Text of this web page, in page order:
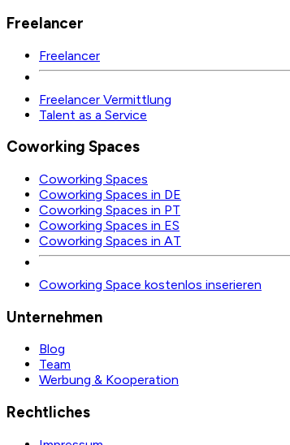
Freelancer
Freelancer
Freelancer Vermittlung
Talent as a Service
Coworking Spaces
Coworking Spaces
Coworking Spaces in DE
Coworking Spaces in PT
Coworking Spaces in ES
Coworking Spaces in AT
Coworking Space kostenlos inserieren
Unternehmen
Blog
Team
Werbung & Kooperation
Rechtliches